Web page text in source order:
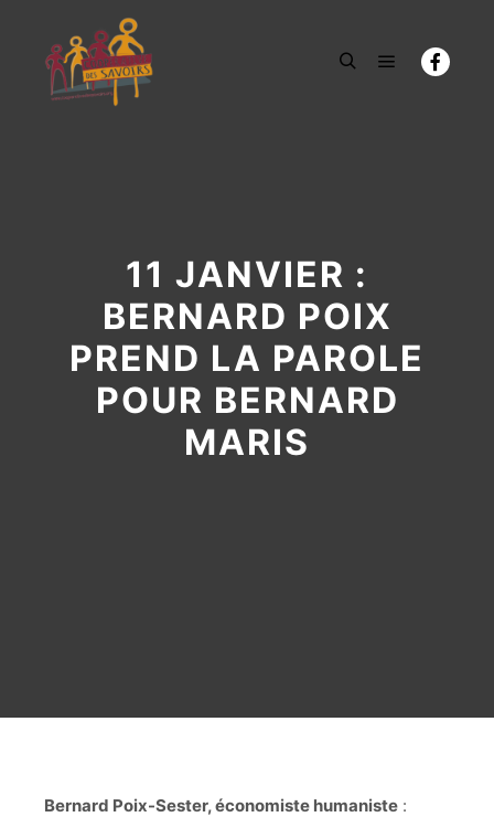
11 JANVIER :
BERNARD POIX
PREND LA PAROLE
POUR BERNARD
MARIS
Bernard Poix-Sester, économiste humaniste :